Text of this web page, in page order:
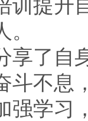
训提升
了自
斗不息
强学习